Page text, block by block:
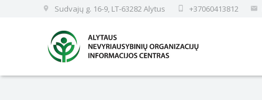
Sudvajų g. 16-9, LT-63282 Alytus +37060413812